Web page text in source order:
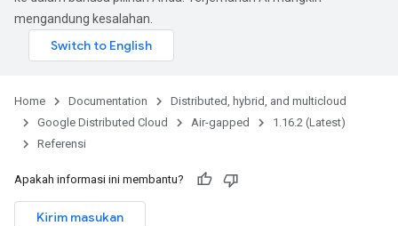
mengandung kesalahan.
Home Documentation
Distributed, hybrid, and multicloud
Google Distributed Cloud
Air-gapped
1.16.2 (Latest)
Referensi
Apakah informasi ini membantu?
Kirim masukan